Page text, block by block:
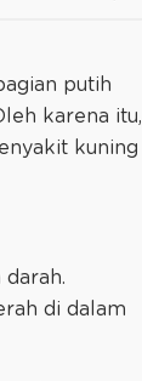
putih
karena itu,
kuning
di dalam